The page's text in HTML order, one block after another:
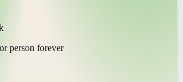
person forever